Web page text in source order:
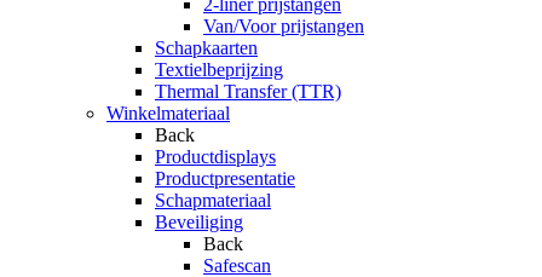
2-liner prijstangen
Van/Voor prijstangen
Schapkaarten
Textielbeprijzing
Thermal Transfer (TTR)
Winkelmateriaal
Back
Productdisplays
Productpresentatie
Schapmateriaal
Beveiliging
Back
Safescan